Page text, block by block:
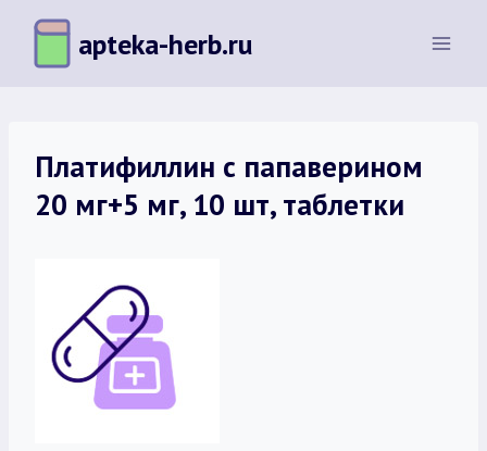
Перейти
содержимому
apteka-herb.ru
Платифиллин с папаверином
20 мг+5 мг, 10 шт, таблетки